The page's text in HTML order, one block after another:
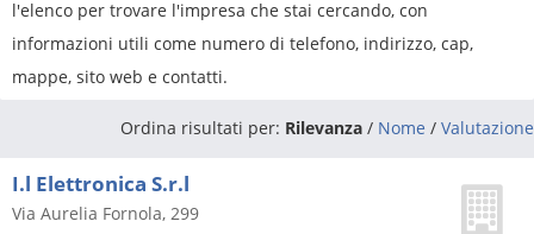
l'elenco per trovare l'impresa che stai cercando, con
informazioni utili come numero di telefono, indirizzo, cap,
mappe, sito web e contatti.
Ordina risultati per: Rilevanza / Nome / Valutazione
I.l Elettronica S.r.l
Via Aurelia Fornola, 299